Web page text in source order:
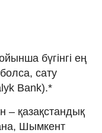
бүгінгі ең
сату
Bank).*
– қазақстандық
Шымкент